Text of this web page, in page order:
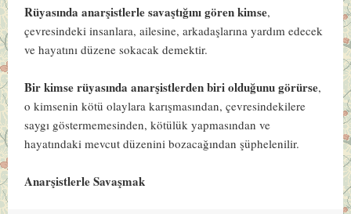
Rüyasında anarşistlerle savaştığını gören kimse,
çevresindeki insanlara, ailesine, arkadaşlarına yardım edecek
ve hayatını düzene sokacak demektir.
Bir kimse rüyasında anarşistlerden biri olduğunu görürse,
o kimsenin kötü olaylara karışmasından, çevresindekilere
saygı göstermemesinden, kötülük yapmasından ve
hayatındaki mevcut düzenini bozacağından şüphelenilir.
Anarşistlerle Savaşmak